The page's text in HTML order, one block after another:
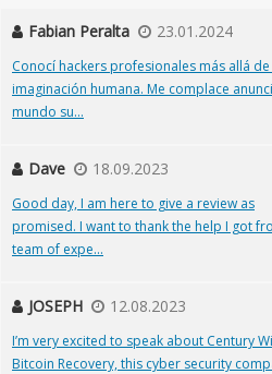
Fabian Peralta 23.01.2024
Conocí hackers profesionales más allá de
imaginación humana. Me complace
mundo su...
Dave 18.09.2023
Good day, I am here to give a review as
promised. I want to thank the help I got
team of expe...
JOSEPH 12.08.2023
I’m very excited to speak about Century
Bitcoin Recovery, this cyber security